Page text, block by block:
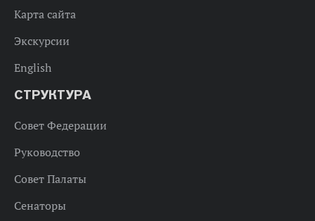
Карта сайта
Экскурсии
English
СТРУКТУРА
Совет Федерации
Руководство
Совет Палаты
Сенаторы